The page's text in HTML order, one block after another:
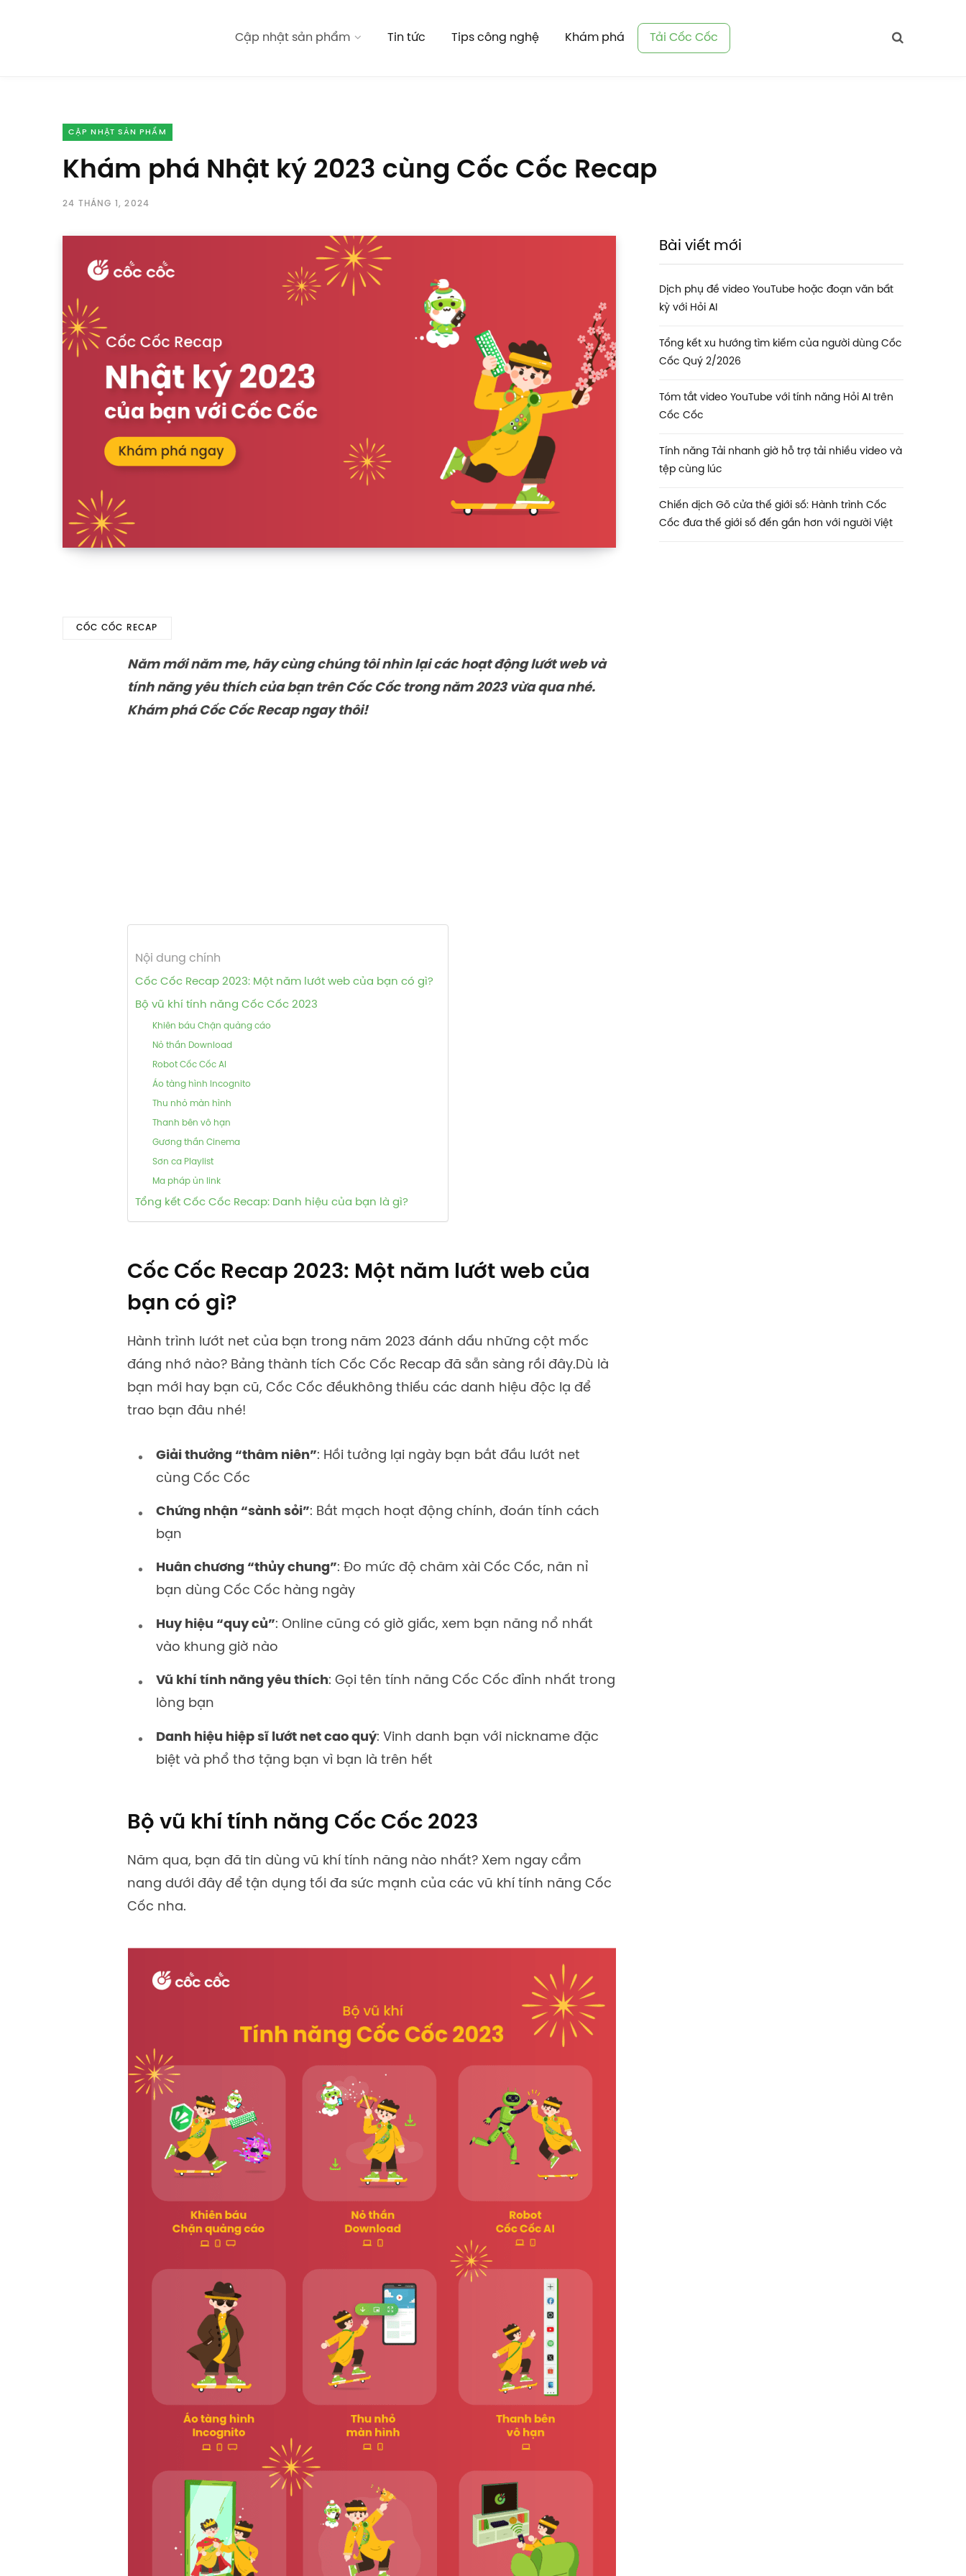
Cập nhật sản phẩm Tin tức Tips công nghệ Khám phá Tải Cốc Cốc
CẬP NHẬT SẢN PHẨM
Khám phá Nhật ký 2023 cùng Cốc Cốc Recap
24 THÁNG 1, 2024
CỐC CỐC RECAP
Năm mới năm me, hãy cùng chúng tôi nhìn lại các hoạt động lướt web và
tính năng yêu thích của bạn trên Cốc Cốc trong năm 2023 vừa qua nhé.
Khám phá Cốc Cốc Recap ngay thôi!
Nội dung chính
Cốc Cốc Recap 2023: Một năm lướt web của bạn có gì?
Bộ vũ khí tính năng Cốc Cốc 2023
Khiên báu Chặn quảng cáo
Nỏ thần Download
Robot Cốc Cốc AI
Áo tàng hình Incognito
Thu nhỏ màn hình
Thanh bên vô hạn
Gương thần Cinema
Sơn ca Playlist
Ma pháp ủn link
Tổng kết Cốc Cốc Recap: Danh hiệu của bạn là gì?
Cốc Cốc Recap 2023: Một năm lướt web của
bạn có gì?
Hành trình lướt net của bạn trong năm 2023 đánh dấu những cột mốc
đáng nhớ nào? Bảng thành tích Cốc Cốc Recap đã sẵn sàng rồi đây.Dù là
bạn mới hay bạn cũ, Cốc Cốc đềukhông thiếu các danh hiệu độc lạ để
trao bạn đâu nhé!
Giải thưởng “thâm niên”: Hồi tưởng lại ngày bạn bắt đầu lướt net
cùng Cốc Cốc
Chứng nhận “sành sỏi”: Bắt mạch hoạt động chính, đoán tính cách
bạn
Huân chương “thủy chung”: Đo mức độ chăm xài Cốc Cốc, năn nỉ
bạn dùng Cốc Cốc hàng ngày
Huy hiệu “quy củ”: Online cũng có giờ giấc, xem bạn năng nổ nhất
vào khung giờ nào
Vũ khí tính năng yêu thích: Gọi tên tính năng Cốc Cốc đỉnh nhất trong
lòng bạn
Danh hiệu hiệp sĩ lướt net cao quý: Vinh danh bạn với nickname đặc
biệt và phổ thơ tặng bạn vì bạn là trên hết
Bộ vũ khí tính năng Cốc Cốc 2023
Năm qua, bạn đã tin dùng vũ khí tính năng nào nhất? Xem ngay cẩm
nang dưới đây để tận dụng tối đa sức mạnh của các vũ khí tính năng Cốc
Cốc nha.
Bài viết mới
Dịch phụ đề video YouTube hoặc đoạn văn bất
kỳ với Hỏi AI
Tổng kết xu hướng tìm kiếm của người dùng Cốc
Cốc Quý 2/2026
Tóm tắt video YouTube với tính năng Hỏi AI trên
Cốc Cốc
Tính năng Tải nhanh giờ hỗ trợ tải nhiều video và
tệp cùng lúc
Chiến dịch Gõ cửa thế giới số: Hành trình Cốc
Cốc đưa thế giới số đến gần hơn với người Việt